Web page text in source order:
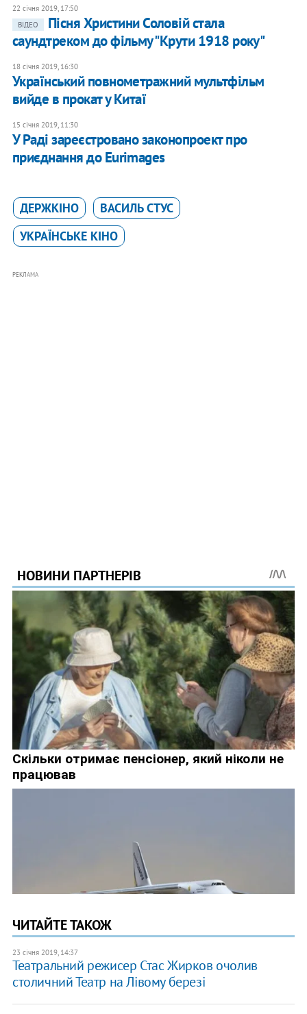
22 січня 2019, 17:50
ВІДЕО
Пісня Христини Соловій стала
саундтреком до фільму "Крути 1918 року"
18 січня 2019, 16:30
Український повнометражний мультфільм
вийде в прокат у Китаї
15 січня 2019, 11:30
У Раді зареєстровано законопроект про
приєднання до Eurimages
ДЕРЖКІНО
ВАСИЛЬ СТУС
УКРАЇНСЬКЕ КІНО
РЕКЛАМА
ЧИТАЙТЕ ТАКОЖ
23 січня 2019, 14:37
Театральний режисер Стас Жирков очолив
столичний Театр на Лівому березі